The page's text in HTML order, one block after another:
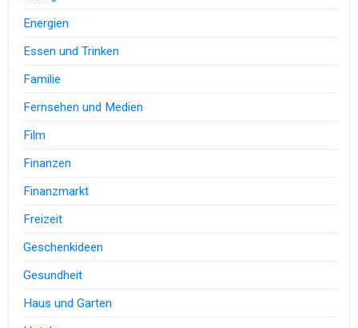
Energien
Essen und Trinken
Familie
Fernsehen und Medien
Film
Finanzen
Finanzmarkt
Freizeit
Geschenkideen
Gesundheit
Haus und Garten